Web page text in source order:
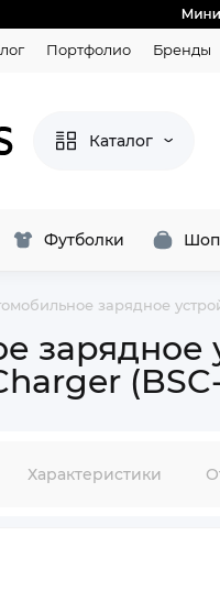
Портфолио Бренды
Каталог
Футболки
зарядное
зарядное
Характеристики